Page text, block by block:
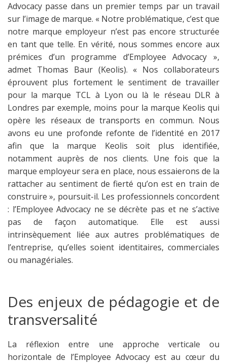
Advocacy passe dans un premier temps par un travail
sur l’image de marque. « Notre problématique, c’est que
notre marque employeur n’est pas encore structurée
en tant que telle. En vérité, nous sommes encore aux
prémices d’un programme d’Employee Advocacy »,
admet Thomas Baur (Keolis). « Nos collaborateurs
éprouvent plus fortement le sentiment de travailler
pour la marque TCL à Lyon ou là le réseau DLR à
Londres par exemple, moins pour la marque Keolis qui
opère les réseaux de transports en commun. Nous
avons eu une profonde refonte de l’identité en 2017
afin que la marque Keolis soit plus identifiée,
notamment auprès de nos clients. Une fois que la
marque employeur sera en place, nous essaierons de la
rattacher au sentiment de fierté qu’on est en train de
construire », poursuit-il. Les professionnels concordent
: l’Employee Advocacy ne se décrète pas et ne s’active
pas de façon automatique. Elle est aussi
intrinsèquement liée aux autres problématiques de
l’entreprise, qu’elles soient identitaires, commerciales
ou managériales.
Des enjeux de pédagogie et de
transversalité
La réflexion entre une approche verticale ou
horizontale de l’Employee Advocacy est au cœur du